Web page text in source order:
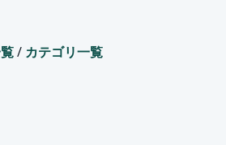
/ カテゴリ一覧